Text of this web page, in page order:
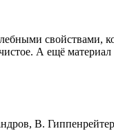
свойствами,
А ещё
В. Гиппенрейтер